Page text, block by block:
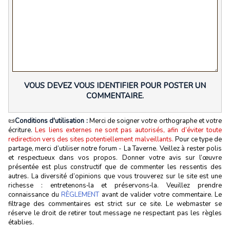
VOUS DEVEZ VOUS IDENTIFIER POUR POSTER UN
COMMENTAIRE.
📜Conditions d'utilisation :Merci de soigner votre orthographe et votre
écriture.Les liens externes ne sont pas autorisés, afin d’éviter toute
redirection vers des sites potentiellement malveillants. Pour ce type de
partage, merci d’utiliser notre forum - La Taverne. Veillez à rester polis
et respectueux dans vos propos. Donner votre avis sur l’œuvre
présentée est plus constructif que de commenter les ressentis des
autres. La diversité d’opinions que vous trouverez sur le site est une
richesse : entretenons‑la et préservons‑la. Veuillez prendre
connaissance du RÈGLEMENTavant de valider votre commentaire. Le
filtrage des commentaires est strict sur ce site. Le webmaster se
réserve le droit de retirer tout message ne respectant pas les règles
établies.